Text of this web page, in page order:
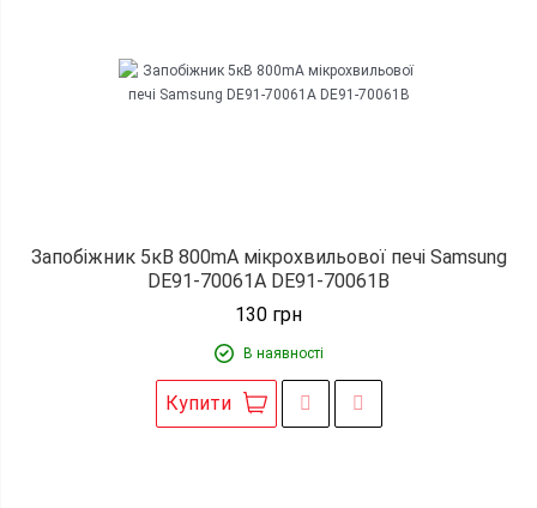
Запобіжник 5кВ 800mA мікрохвильової печі Samsung
DE91-70061A DE91-70061B
130 грн
В наявності
Купити